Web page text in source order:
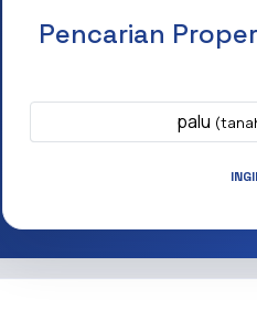
Pencarian
palu